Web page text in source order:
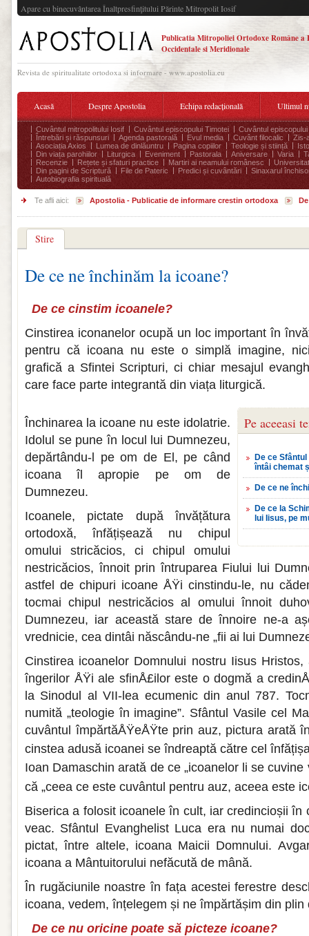
Apare cu binecuvântarea Înaltpresfinţitului Părinte Mitropolit Iosif
Publicatia Mitropoliei Ortodoxe Române a
Occidentale si Meridionale
Revista de spiritualitate ortodoxa si informare - www.apostolia.eu
Acasă Despre Apostolia Echipa redacțională Ultimul
Cuvântul mitropolitului Iosif Cuvântul episcopului Timotei
Cuvântul episcopului
Întrebări și răspunsuri
Agenda pastorală Evul media Cuvânt filocalic
Zis-
Asociația Axios
Lumea de dinlăuntru Pagina copiilor Teologie și stiință
Din viața parohiilor
Liturgica Eveniment Pastorala Aniversare Varia
Recenzie
Rețete și sfaturi practice Martiri ai neamului românesc
Din pagini de Scriptură
File de Pateric Predici și cuvântări
Sinaxarul
Autobiografia spirituală
Te afli aici: Apostolia - Publicatie de informare crestin ortodoxa
Stire
De ce ne închinăm la icoane?
De ce cinstim icoanele?
Cinstirea iconanelor ocupă un loc important în
pentru că icoana nu este o simplă imagine,
grafică a Sfintei Scripturi, ci chiar mesajul
care face parte integrantă din viața liturgică.
Pe aceeasi
De ce
întâi chemat
De ce ne
De ce la
lui Iisus, pe
Închinarea la icoane nu este idolatrie.
Idolul se pune în locul lui Dumnezeu,
depărtându-l pe om de El, pe când
icoana îl apropie pe om de
Dumnezeu.
Icoanele, pictate după învățătura
ortodoxă, înfățișează nu chipul
omului stricăcios, ci chipul omului
nestricăcios, înnoit prin întruparea Fiului lui
astfel de chipuri icoane ÅŸi cinstindu-le, nu
tocmai chipul nestricăcios al omului înnoit
Dumnezeu, iar această stare de înnoire ne-a
vrednicie, cea dintâi născându-ne „fii ai lui
Cinstirea icoanelor Domnului nostru Iisus
îngerilor ÅŸi ale sfinÅ£ilor este o dogmă a
la Sinodul al VII-lea ecumenic din anul 787.
numită „teologie în imagine”. Sfântul Vasile cel
cuvântul împărtăÅŸeÅŸte prin auz, pictura arată
cinstea adusă icoanei se îndreaptă către cel
Ioan Damaschin arată de ce „icoanelor li se cuvine
că „ceea ce este cuvântul pentru auz, aceea este
Biserica a folosit icoanele în cult, iar credincioșii în
veac. Sfântul Evanghelist Luca era nu numai
pictat, între altele, icoana Maicii Domnului.
icoana a Mântuitorului nefăcută de mână.
În rugăciunile noastre în fața acestei ferestre
icoana, vedem, înțelegem și ne împărtășim din
De ce nu oricine poate să picteze icoane?